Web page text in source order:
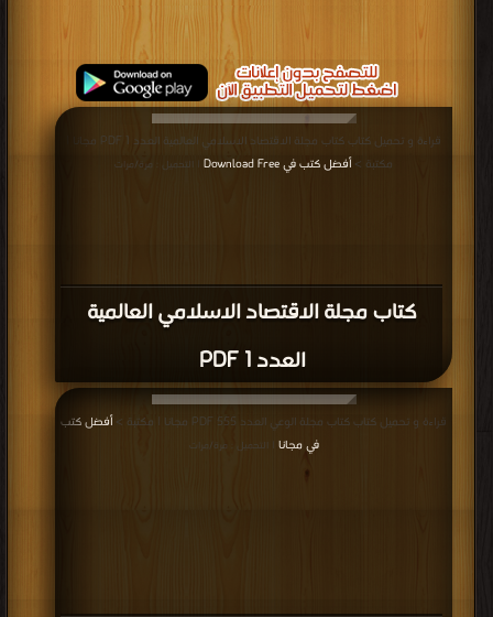
كتاب مجلة الاقتصاد الاسلامي العالمية
العدد 1 PDF
قراءة و تحميل كتاب كتاب مجلة الاقتصاد الاسلامي العالمية العدد 1 PDF مجانا |
مكتبة >أفضل كتب في Download Free | التحميل : مرة/مرات
قراءة و تحميل كتاب كتاب مجلة الوعي العدد 555 PDF مجانا | مكتبة >
أفضل كتب
في مجانا | التحميل : مرة/مرات